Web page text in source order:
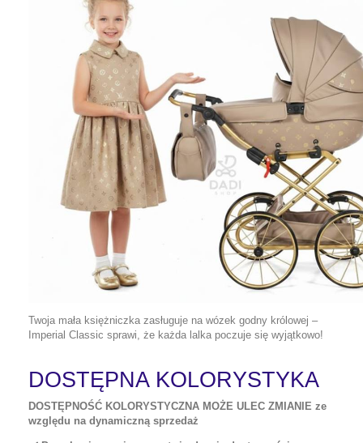
Twoja mała księżniczka zasługuje na wózek godny królowej –
Imperial Classic sprawi, że każda lalka poczuje się wyjątkowo!
DOSTĘPNA KOLORYSTYKA
DOSTĘPNOŚĆ KOLORYSTYCZNA MOŻE ULEC ZMIANIE ze
względu na dynamiczną sprzedaż